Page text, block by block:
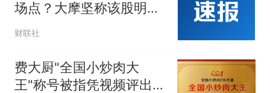
场点？大摩坚称该股明年
中目标价为300美元
财联社
费大厨"全国小炒肉大
王"称号被指凭视频评出